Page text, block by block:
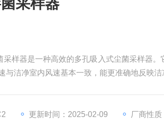
采样器是一种高效的多孔吸入式尘菌采样器
与洁净室内风速基本一致，能更准确地反映洁
更新时间：2025-02-09 厂商性